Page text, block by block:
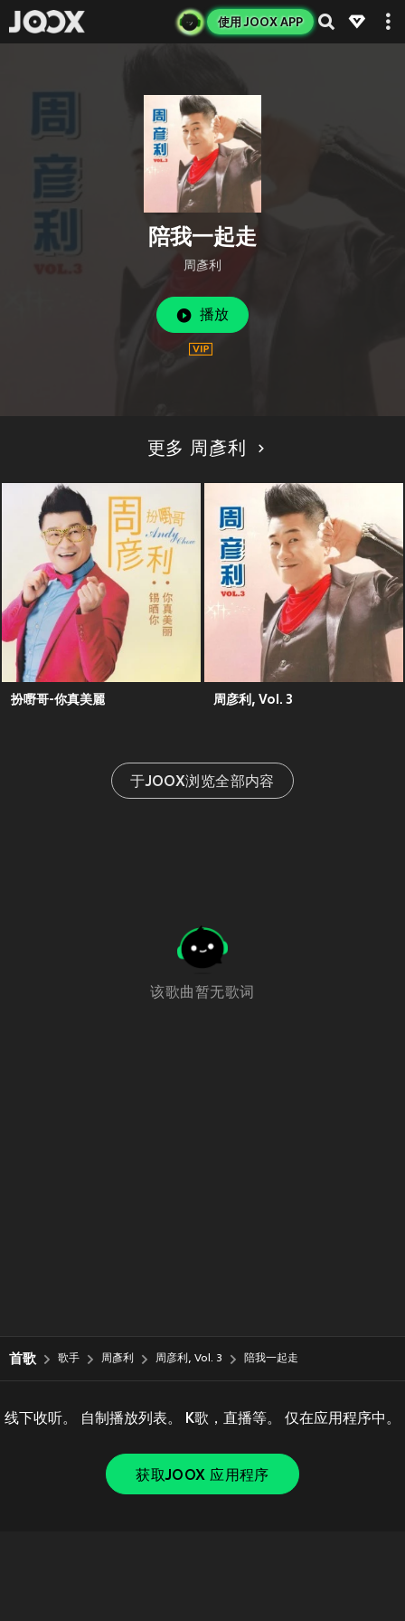
使用 JOOX APP
陪我一起走
周彥利
播放
更多 周彥利
扮嘢哥-你真美麗 周彦利, Vol. 3
于JOOX浏览全部内容
该歌曲暂无歌词
首歌 歌手 周彥利 周彦利, Vol. 3 陪我一起走
线下收听。 自制播放列表。 K歌，直播等。 仅在应用程序中。
获取JOOX 应用程序